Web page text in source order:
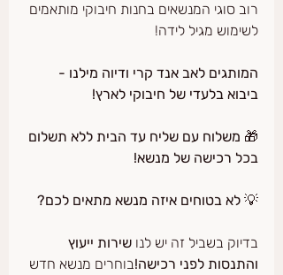
רוב סוגי המנשאים בחנות חיבוקי מותאמים
לשימוש מגיל לידה!
המותגים לאב אנד קרי ודיוה מילנו -
ביבוא בלעדי של חיבוקי לארץ!
🎁 משלוח עם שליח עד הבית ללא תשלום
בכל רכישה של מנשא!
💡 לא בטוחים איזה מנשא מתאים לכם?
בדיוק בשביל זה יש לנו שירות ייעוץ
והתנסות לפני רכישה!בוחרים מנשא חדש